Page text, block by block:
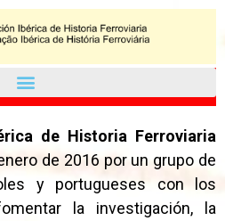
de Historia Ferroviaria
de 2016 por un grupo de
y portugueses con los
la investigación, la